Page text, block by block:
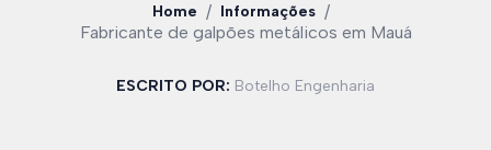
Home / Informações /
Fabricante de galpões metálicos em Mauá
ESCRITO POR: Botelho Engenharia